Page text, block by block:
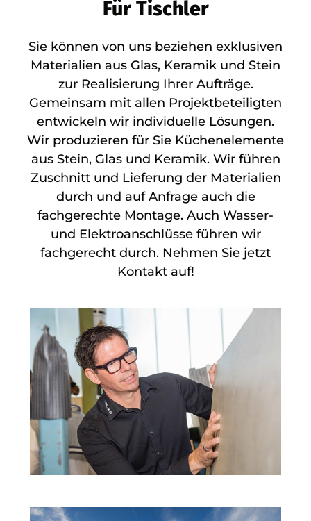
Für Tischler
Sie können von uns beziehen exklusiven
Materialien aus Glas, Keramik und Stein
zur Realisierung Ihrer Aufträge.
Gemeinsam mit allen Projektbeteiligten
entwickeln wir individuelle Lösungen.
Wir produzieren für Sie Küchenelemente
aus Stein, Glas und Keramik. Wir führen
Zuschnitt und Lieferung der Materialien
durch und auf Anfrage auch die
fachgerechte Montage. Auch Wasser-
und Elektroanschlüsse führen wir
fachgerecht durch. Nehmen Sie jetzt
Kontakt auf!